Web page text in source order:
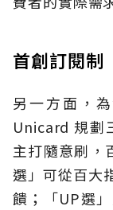
首創訂閱制
另一方面，
Unicard 規劃
主打隨意刷，
選」可從百大
饋；「UP選